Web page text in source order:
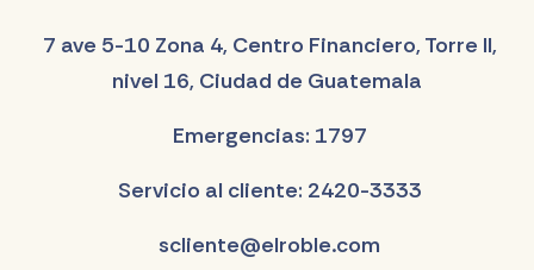
7 ave 5-10 Zona 4, Centro Financiero, Torre II,
nivel 16, Ciudad de Guatemala
Emergencias: 1797
Servicio al cliente: 2420-3333
scliente@elroble.com